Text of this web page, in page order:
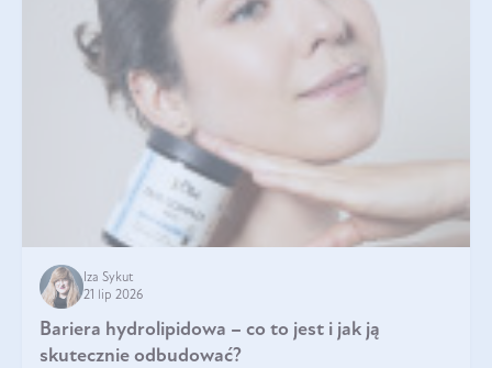
Iza Sykut
21 lip 2026
Bariera hydrolipidowa – co to jest i jak ją
skutecznie odbudować?